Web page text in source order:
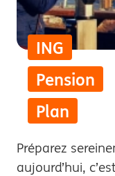
ING
Pension
Plan
Préparez
aujourd’hui,